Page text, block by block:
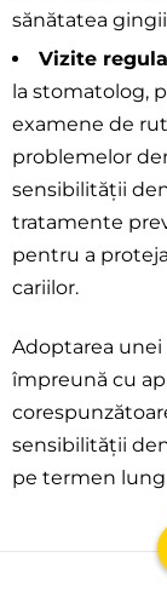
sănătatea
Vizite
la stomatolog,
examene de
problemelor
sensibilității
tratamente
pentru a
cariilor.
Adoptarea
împreună cu
sensibilității
pe termen